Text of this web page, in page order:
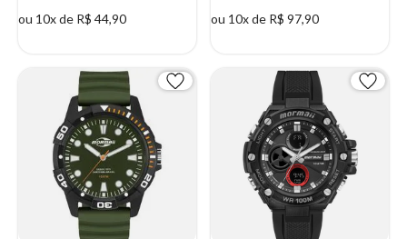
ou 10x de R$ 44,90 ou 10x de R$ 97,90